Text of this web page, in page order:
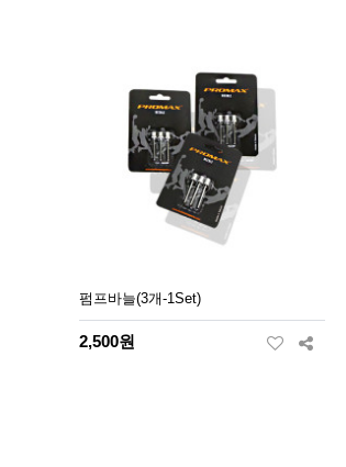
펌프바늘(3개-1Set)
2,500원